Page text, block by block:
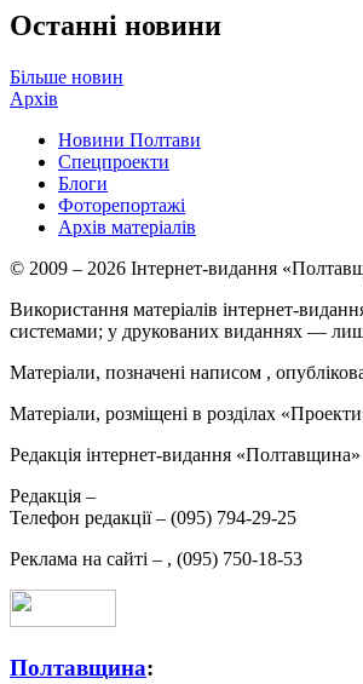
Останні новини
Більше новин
Архів
Новини Полтави
Спецпроекти
Блоги
Фоторепортажі
Архів матеріалів
© 2009 – 2026 Інтернет-видання
Використання матеріалів інтернет-
системами; у друкованих виданнях —
Матеріали, позначені написом ,
Матеріали, розміщені в розділах
Редакція інтернет-видання «Полтавщина»
Редакція –
Телефон редакції – (095) 794-29-25
Реклама на сайті – , (095) 750-18-53
Полтавщина: